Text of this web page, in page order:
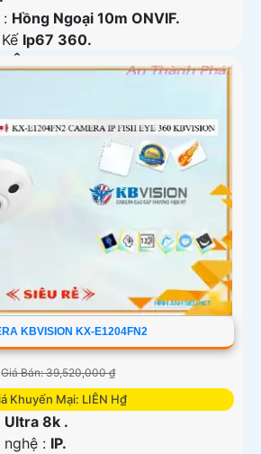
: Hồng Ngoại 10m ONVIF.
Ip67 360.
Âm.
KBVISION KX-E1204FN2
Giá Bán: 39,520,000 ₫
Khuyến Mại: LIÊN H₫
Ultra 8k .
: IP.